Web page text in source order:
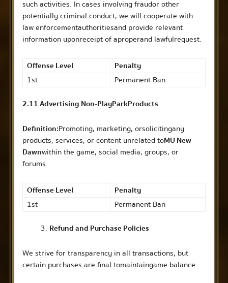
such activities. In cases involving fraudor other
potentially criminal conduct, we will cooperate with
law enforcementauthoritiesand provide relevant
information upon receipt of a proper and lawful request.
Offense Level
Penalty
1st
Permanent Ban
2.11 Advertising Non-PlayPark Products
Definition:Promoting, marketing, or soliciting any
products, services, or content unrelated toMU New
Dawnwithin the game, social media, groups, or
forums.
Offense Level
Penalty
1st
Permanent Ban
Refund and Purchase Policies
We strive for transparency in all transactions, but
certain purchases are final to maintain game balance.